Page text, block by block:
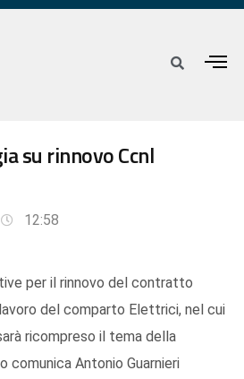
su rinnovo Ccnl
12:58
per il rinnovo del contratto
del comparto Elettrici, nel cui
ricompreso il tema della
comunica Antonio Guarnieri